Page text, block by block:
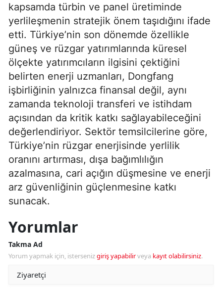
kapsamda türbin ve panel üretiminde
yerlileşmenin stratejik önem taşıdığını ifade
etti. Türkiye’nin son dönemde özellikle
güneş ve rüzgar yatırımlarında küresel
ölçekte yatırımcıların ilgisini çektiğini
belirten enerji uzmanları, Dongfang
işbirliğinin yalnızca finansal değil, aynı
zamanda teknoloji transferi ve istihdam
açısından da kritik katkı sağlayabileceğini
değerlendiriyor. Sektör temsilcilerine göre,
Türkiye’nin rüzgar enerjisinde yerlilik
oranını artırması, dışa bağımlılığın
azalmasına, cari açığın düşmesine ve enerji
arz güvenliğinin güçlenmesine katkı
sunacak.
Yorumlar
Takma Ad
Yorum yapmak için, istersenizgiriş yapabilirveya kayıt olabilirsiniz.